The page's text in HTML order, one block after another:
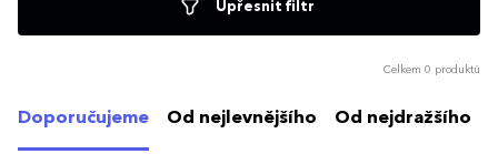
Upřesnit filtr
Celkem 0 produktů
Doporučujeme Od nejlevnějšího Od nejdražšího